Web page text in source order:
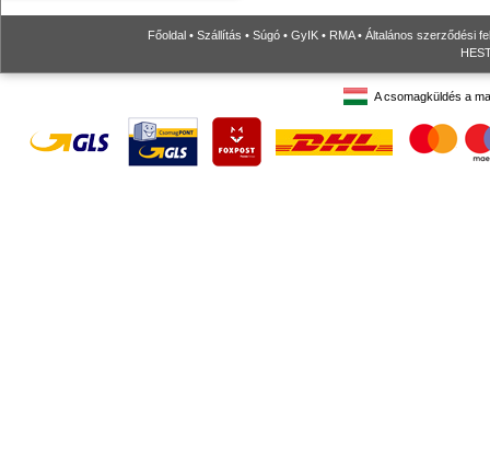
Főoldal • Szállítás • Súgó • GyIK • RMA• Általános szerződési
A csomagküldés a